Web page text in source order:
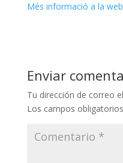
Més informació a la
Enviar
Tu dirección de correo
Los campos